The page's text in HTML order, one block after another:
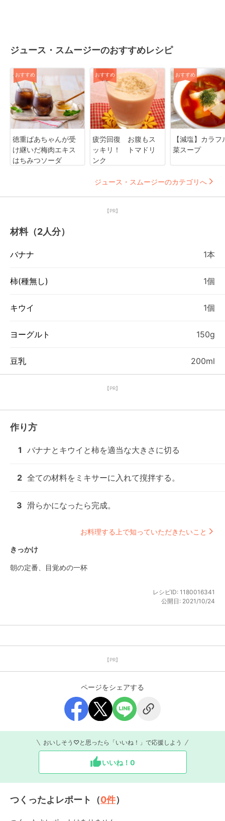
ジュース・スムージーのおすすめレシピ
おすすめ
徳重ばあちゃんが受
け継いだ梅肉エキス
はちみつソーダ
おすすめ
疲労回復 お腹もス
ッキリ！ トマドリ
ンク
おすすめ
【減塩】カラフ
菜スープ
ジュース・スムージーのカテゴリへ
【PR】
材料（2人分）
バナナ 1本
柿(種無し) 1個
キウイ 1個
ヨーグルト 150g
豆乳 200ml
【PR】
作り方
1 バナナとキウイと柿を適当な大きさに切る
2 全ての材料をミキサーに入れて撹拌する。
3 滑らかになったら完成。
お料理する上で知っていただきたいこと
きっかけ
朝の定番、目覚めの一杯
レシピID: 1180016341
公開日: 2021/10/24
【PR】
ページをシェアする
おいしそう♡と思ったら「いいね！」で応援しよう
いいね！ 0
つくったよレポート（0件）